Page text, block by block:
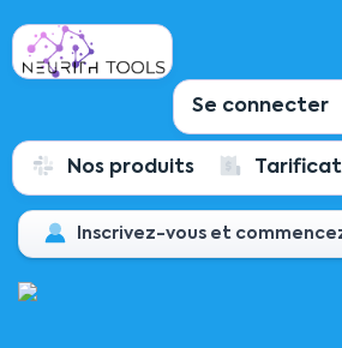
Se connecter
Nos produits
Alimenté par l'IA
Inscrivez-vous et